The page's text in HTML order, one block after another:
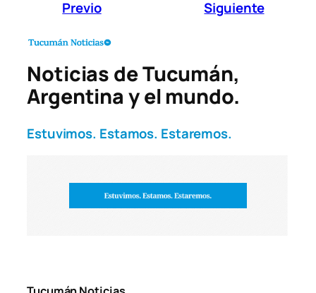
Previo Siguiente
Noticias de Tucumán,
Argentina y el mundo.
Estuvimos. Estamos. Estaremos.